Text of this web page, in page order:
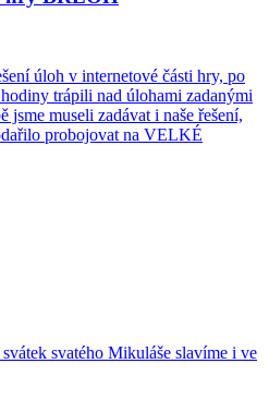
úloh v internetové části hry, po
trápili nad úlohami zadanými
jsme museli zadávat i naše řešení,
probojovat na VELKÉ
svatého Mikuláše slavíme i ve